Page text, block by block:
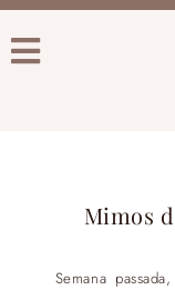
Mimos
Semana